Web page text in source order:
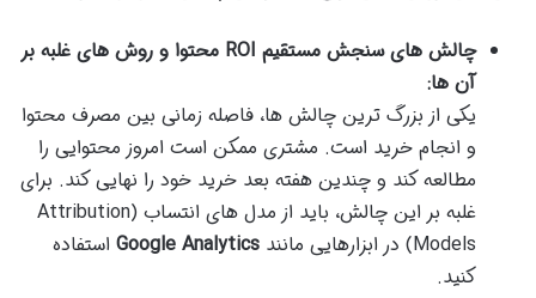
چالش های سنجش مستقیم ROI محتوا و روش های غلبه بر
آن ها:
یکی از بزرگ ترین چالش ها، فاصله زمانی بین مصرف محتوا
و انجام خرید است. مشتری ممکن است امروز محتوایی را
مطالعه کند و چندین هفته بعد خرید خود را نهایی کند. برای
غلبه بر این چالش، باید از مدل های انتساب (Attribution
Models) در ابزارهایی مانند
Google Analytics استفاده
کنید.